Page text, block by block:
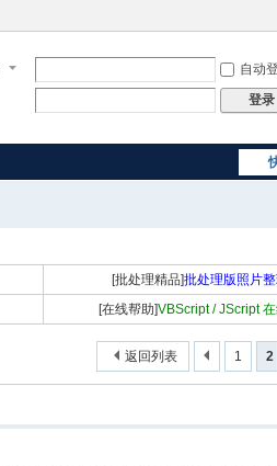
自动
登录
[批处理精品]批处理版照片
[在线帮助]VBScript / JScript
1 2
返回列表